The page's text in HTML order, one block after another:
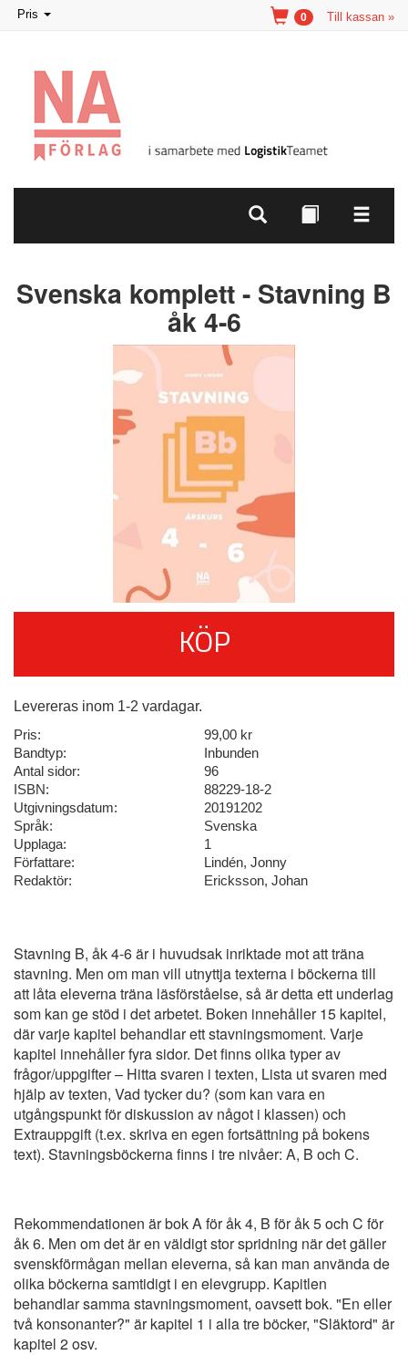
Toggle
navigation
Pris Till kassan »
0
Svenska komplett - Stavning B
åk 4-6
KÖP
Levereras inom 1-2 vardagar.
Pris:
99,00 kr
Bandtyp:
Inbunden
Antal sidor:
96
ISBN:
88229-18-2
Utgivningsdatum:
20191202
Språk:
Svenska
Upplaga:
1
Författare:
Lindén, Jonny
Redaktör:
Ericksson, Johan
Stavning B, åk 4-6 är i huvudsak inriktade mot att träna
stavning. Men om man vill utnyttja texterna i böckerna till
att låta eleverna träna läsförståelse, så är detta ett underlag
som kan ge stöd i det arbetet. Boken innehåller 15 kapitel,
där varje kapitel behandlar ett stavningsmoment. Varje
kapitel innehåller fyra sidor. Det finns olika typer av
frågor/uppgifter – Hitta svaren i texten, Lista ut svaren med
hjälp av texten, Vad tycker du? (som kan vara en
utgångspunkt för diskussion av något i klassen) och
Extrauppgift (t.ex. skriva en egen fortsättning på bokens
text). Stavningsböckerna finns i tre nivåer: A, B och C.
Rekommendationen är bok A för åk 4, B för åk 5 och C för
åk 6. Men om det är en väldigt stor spridning när det gäller
svenskförmågan mellan eleverna, så kan man använda de
olika böckerna samtidigt i en elevgrupp. Kapitlen
behandlar samma stavningsmoment, oavsett bok. "En eller
två konsonanter?" är kapitel 1 i alla tre böcker, "Släktord" är
kapitel 2 osv.